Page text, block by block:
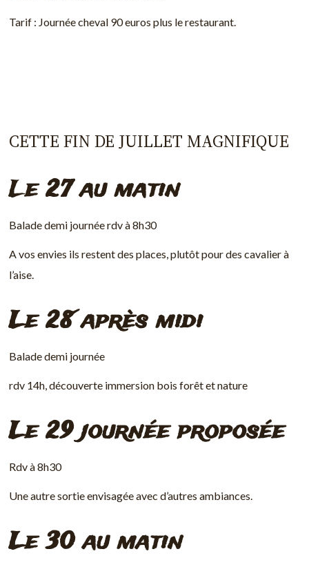
Tarif : Journée cheval 90 euros plus le restaurant.
CETTE FIN DE JUILLET MAGNIFIQUE
Le 27 au matin
Balade demi journée rdv à 8h30
A vos envies ils restent des places, plutôt pour des cavalier à
l’aise.
Le 28 après midi
Balade demi journée
rdv 14h, découverte immersion bois forêt et nature
Le 29 journée proposée
Rdv à 8h30
Une autre sortie envisagée avec d’autres ambiances.
Le 30 au matin